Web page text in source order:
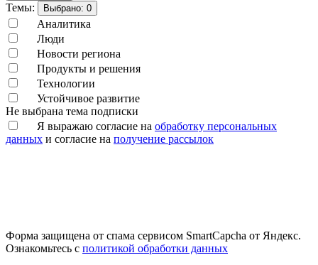
Темы: Выбрано: 0
Аналитика
Люди
Новости региона
Продукты и решения
Технологии
Устойчивое развитие
Не выбрана тема подписки
Я выражаю согласие на обработку персональных
данных и согласие на получение рассылок
Форма защищена от спама сервисом SmartCapcha от Яндекс.
Ознакомьтесь с политикой обработки данных